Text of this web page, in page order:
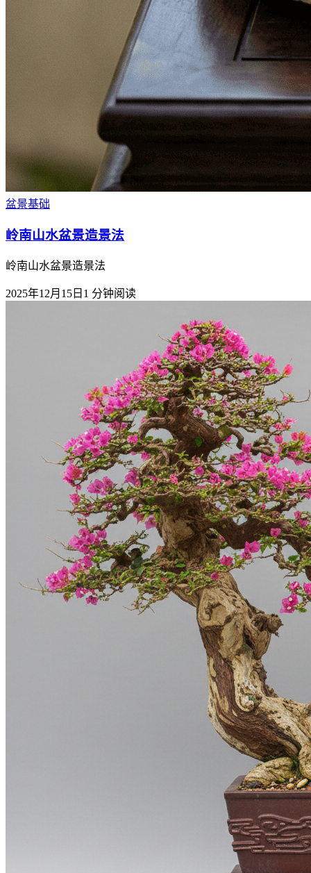
盆景基础
岭南山水盆景造景法
岭南山水盆景造景法
2025年12月15日 1 分钟阅读